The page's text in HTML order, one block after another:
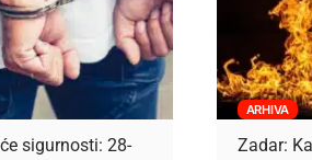
sigurnosti: 28-
ARHIVA
Zadar: